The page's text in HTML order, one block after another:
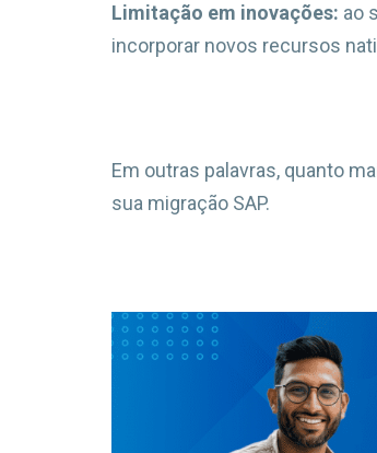
Limitação em inovações: ao
incorporar novos recursos
Em outras palavras, quanto
sua migração SAP.